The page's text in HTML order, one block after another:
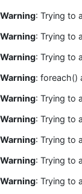
Warning: Trying to
Warning: Trying to
Warning: Trying to
Warning: foreach()
Warning: Trying to
Warning: Trying to
Warning: Trying to
Warning: Trying to
Warning: Trying to